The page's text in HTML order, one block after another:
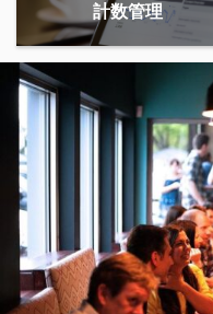
計数管理